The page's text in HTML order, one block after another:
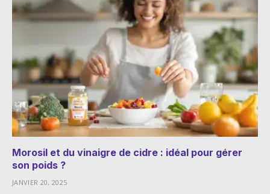
Morosil et du vinaigre de cidre : idéal pour gérer
son poids ?
JANVIER 20, 2025